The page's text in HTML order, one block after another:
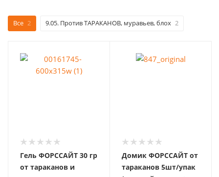
Все 2 9.05. Против ТАРАКАНОВ, муравьев, блох 2
Гель ФОРССАЙТ 30 гр
от тараканов и
Домик ФОРССАЙТ от
тараканов 5шт/упак